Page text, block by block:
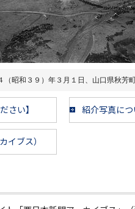
（昭和３９）年３月１日、山口県秋芳
さい】 紹介写真に
イブス）